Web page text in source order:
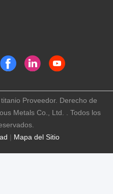
| Mapa del Sitio
Proveedor. Derecho de
Metals Co., Ltd. . Todos los